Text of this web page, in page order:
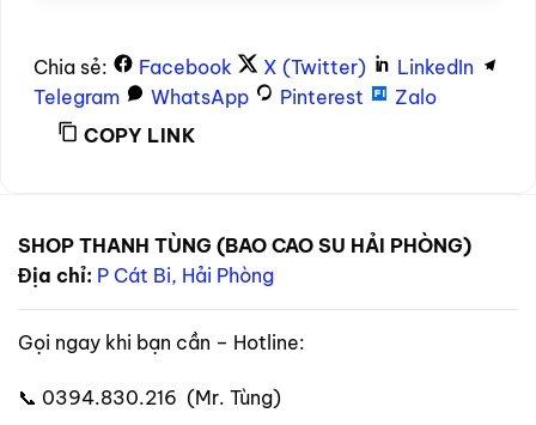
Chia sẻ: Facebook X (Twitter)
LinkedIn
Telegram
WhatsApp Pinterest
Zalo
COPY LINK
SHOP THANH TÙNG (BAO CAO SU HẢI PHÒNG)
Địa chỉ: P Cát Bi, Hải Phòng
Gọi ngay khi bạn cần – Hotline:
📞 0394.830.216 (Mr. Tùng)